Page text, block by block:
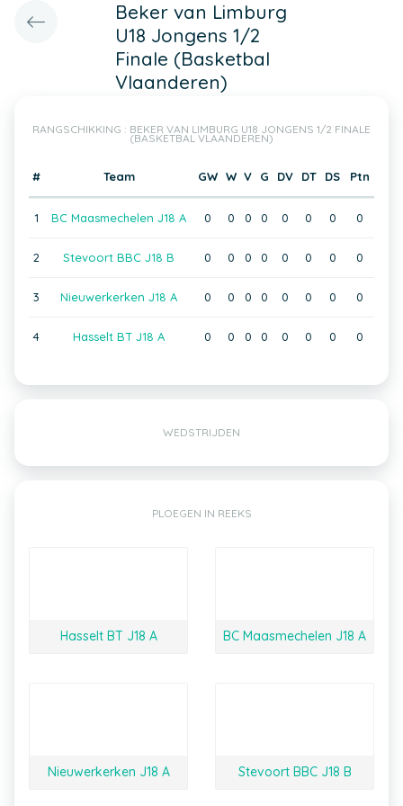
Beker van Limburg
U18 Jongens 1/2
Finale (Basketbal
Vlaanderen)
RANGSCHIKKING : BEKER VAN LIMBURG U18 JONGENS 1/2 FINALE
(BASKETBAL VLAANDEREN)
# Team GW W V G DV DT DS Ptn
1 BC Maasmechelen J18 A 0 0 0 0 0 0 0 0
2 Stevoort BBC J18 B 0 0 0 0 0 0 0 0
3 Nieuwerkerken J18 A 0 0 0 0 0 0 0 0
4 Hasselt BT J18 A 0 0 0 0 0 0 0 0
WEDSTRIJDEN
PLOEGEN IN REEKS
Hasselt BT J18 A BC Maasmechelen J18 A
Nieuwerkerken J18 A Stevoort BBC J18 B